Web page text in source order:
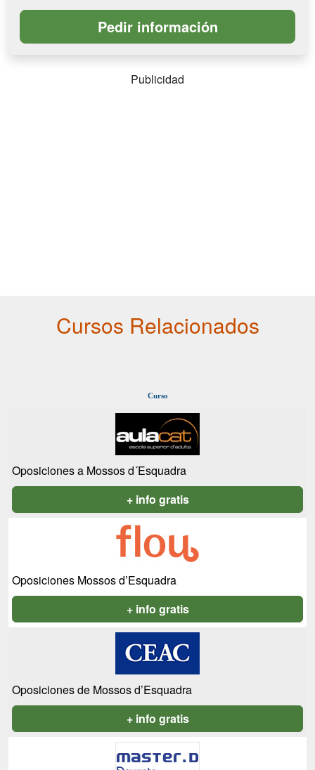
Publicidad
Cursos Relacionados
Curso
Oposiciones a Mossos d´Esquadra
+ info gratis
Oposiciones Mossos d’Esquadra
+ info gratis
Oposiciones de Mossos d’Esquadra
+ info gratis